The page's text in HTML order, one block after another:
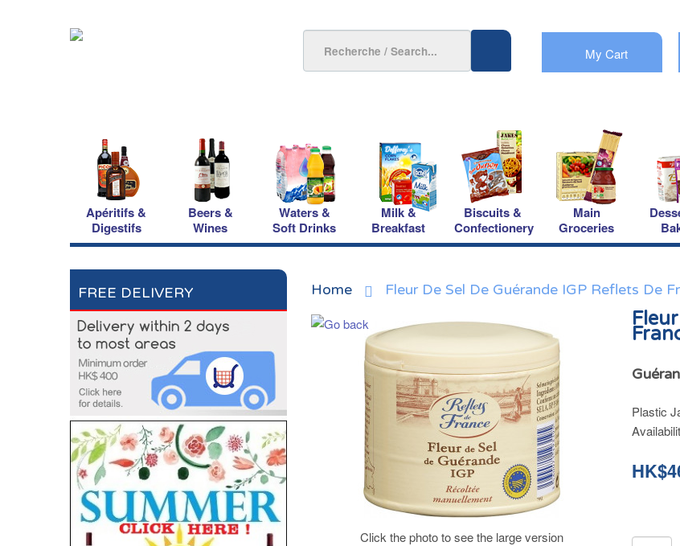
My Cart
Apéritifs &
Digestifs
Beers &
Wines
Waters &
Soft Drinks
Milk &
Breakfast
Biscuits &
Confectionery
Main
Groceries
FREE DELIVERY Home Fleur De Sel De Guérande IGP Reflets De
Click the photo to see the large version
Plastic